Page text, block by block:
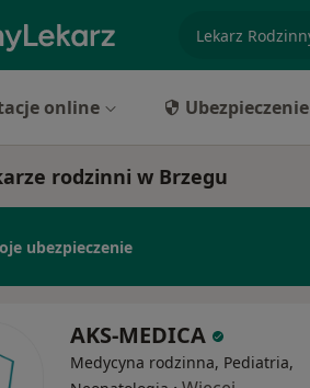
online Ubezpieczenie
rodzinni w Brzegu
ubezpieczenie
AKS-MEDICA
Medycyna rodzinna, Pediatria,